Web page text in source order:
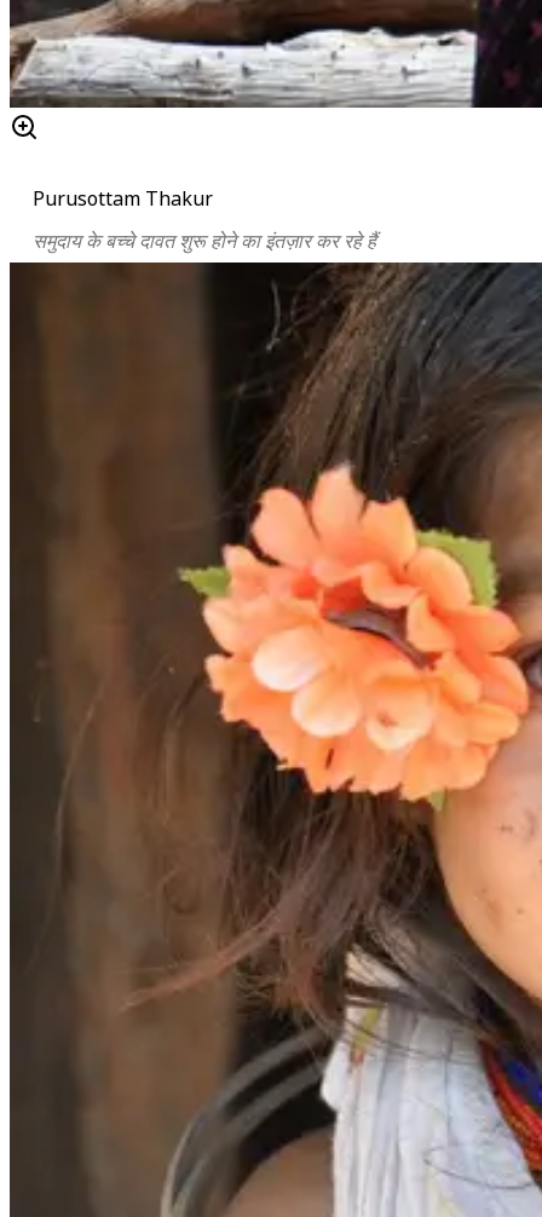
Purusottam Thakur
समुदाय के बच्चे दावत शुरू होने का इंतज़ार कर रहे हैं